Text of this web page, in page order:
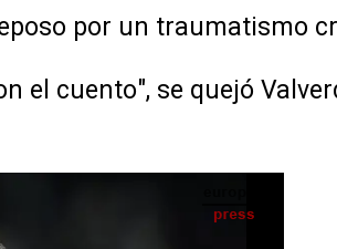
por un traumatismo
el cuento", se quejó